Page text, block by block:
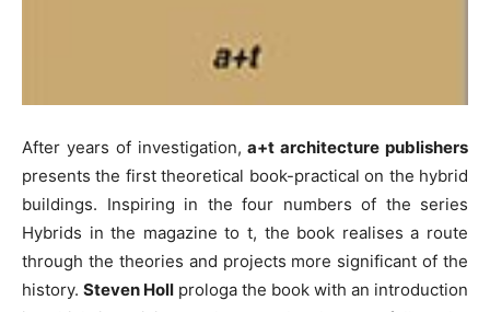
After years of investigation,a+t architecture publishers
presents the first theoretical book-practical on the hybrid
buildings. Inspiring in the four numbers of the series
Hybrids in the magazine to t, the book realises a route
through the theories and projects more significant of the
history. Steven Holl prologa the book with an introduction